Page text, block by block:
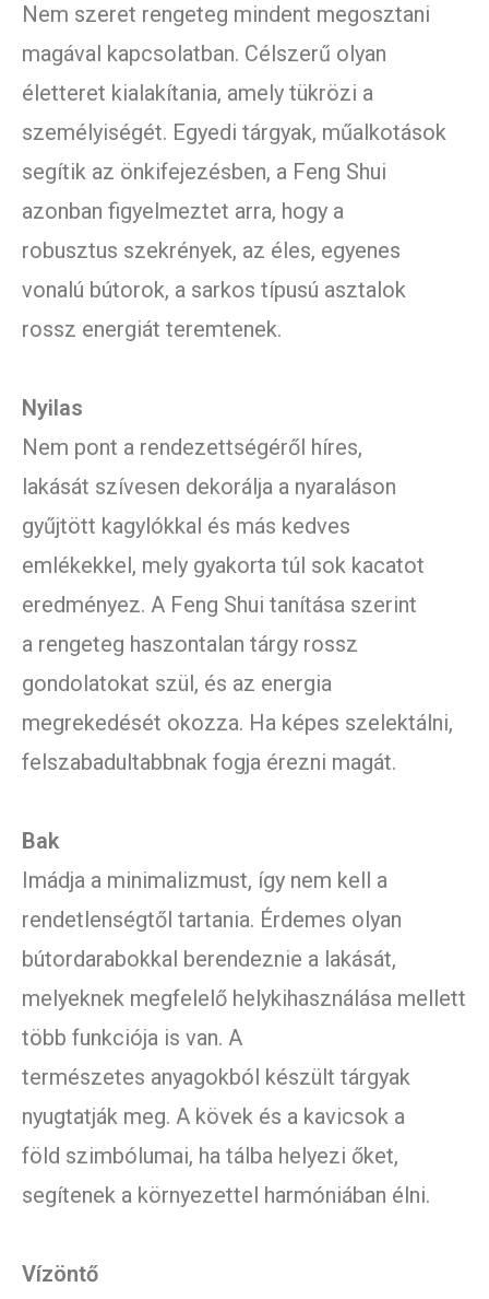
Nem szeret rengeteg mindent megosztani
magával kapcsolatban. Célszerű olyan
életteret kialakítania, amely tükrözi a
személyiségét. Egyedi tárgyak, műalkotások
segítik az önkifejezésben, a Feng Shui
azonban figyelmeztet arra, hogy a
robusztus szekrények, az éles, egyenes
vonalú bútorok, a sarkos típusú asztalok
rossz energiát teremtenek.
Nyilas
Nem pont a rendezettségéről híres,
lakását szívesen dekorálja a nyaraláson
gyűjtött kagylókkal és más kedves
emlékekkel, mely gyakorta túl sok kacatot
eredményez. A Feng Shui tanítása szerint
a rengeteg haszontalan tárgy rossz
gondolatokat szül, és az energia
megrekedését okozza. Ha képes szelektálni,
felszabadultabbnak fogja érezni magát.
Bak
Imádja a minimalizmust, így nem kell a
rendetlenségtől tartania. Érdemes olyan
bútordarabokkal berendeznie a lakását,
melyeknek megfelelő helykihasználása mellett
több funkciója is van. A
természetes anyagokból készült tárgyak
nyugtatják meg. A kövek és a kavicsok a
föld szimbólumai, ha tálba helyezi őket,
segítenek a környezettel harmóniában élni.
Vízöntő